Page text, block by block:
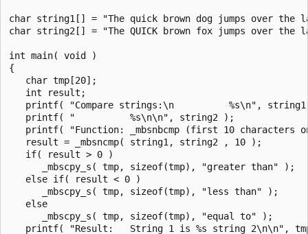
char string1[] = "The quick brown dog jumps over the
char string2[] = "The QUICK brown fox jumps over the
int main( void )
{
   char tmp[20];
   int result;
printf( "Compare strings:\n          %s\n", string1
   printf( "          %s\n\n", string2 );
printf( "Function: _mbsnbcmp (first 10 characters
   result = _mbsncmp( string1, string2 , 10 );
   if( result > 0 )
      _mbscpy_s( tmp, sizeof(tmp), "greater than" );
   else if( result < 0 )
      _mbscpy_s( tmp, sizeof(tmp), "less than" );
   else
      _mbscpy_s( tmp, sizeof(tmp), "equal to" );
printf( "Result:   String 1 is %s string 2\n\n",